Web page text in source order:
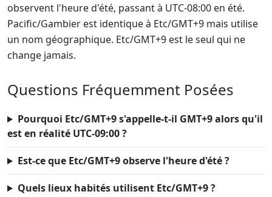
observent l'heure d'été, passant à UTC-08:00 en été.
Pacific/Gambier est identique à Etc/GMT+9 mais utilise
un nom géographique. Etc/GMT+9 est le seul qui ne
change jamais.
Questions Fréquemment Posées
Pourquoi Etc/GMT+9 s'appelle-t-il GMT+9 alors qu'il
est en réalité UTC-09:00 ?
Est-ce que Etc/GMT+9 observe l'heure d'été ?
Quels lieux habités utilisent Etc/GMT+9 ?